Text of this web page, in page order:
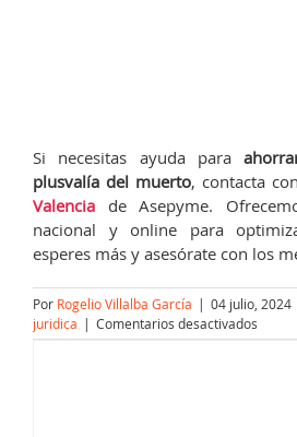
Si necesitas ayuda para
plusvalía del muerto, contacta
Valencia de Asepyme.
nacional y online para
esperes más y asesórate con los
Por Rogelio Villalba García | 04 julio, 2024
juridica | Comentarios desactivados